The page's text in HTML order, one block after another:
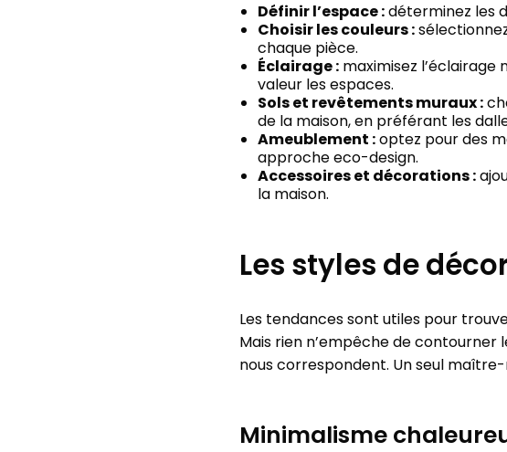
Définir l’espace :déterminez les
Choisir les couleurs :
chaque pièce.
Éclairage :maximisez l’éclairage
valeur les espaces.
Sols et revêtements muraux :
de la maison, en préférant les
Ameublement :optez pour des
approche eco-design.
Accessoires et décorations :
la maison.
Les styles de
Les tendances sont utiles pour
Mais rien n’empêche de
nous correspondent. Un seul
Minimalisme